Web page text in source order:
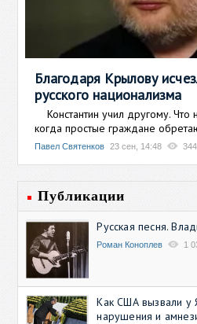
Благодаря Крылову
русского национализма
Константин учил другому. Что
когда простые граждане
Павел Святенков 23 сен, 14:48
Публикации
Русская песня.
Роман Коноплев 1
Как США вызвали у
нарушения и